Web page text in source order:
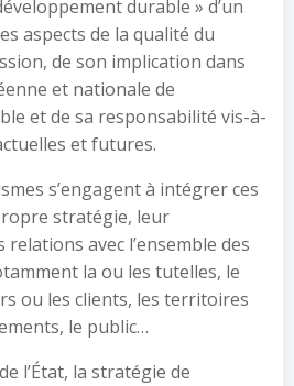
durable » d’un
aspects de la qualité du
de son implication dans
et nationale de
et de sa responsabilité vis-à-
et futures.
s’engagent à intégrer ces
stratégie, leur
avec l’ensemble des
la ou les tutelles, le
ou les clients, les territoires
le public…
l’État, la stratégie de